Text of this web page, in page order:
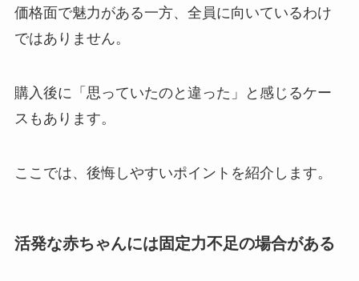
価格面で魅力がある一方、全員に向いているわけ
ではありません。
購入後に「思っていたのと違った」と感じるケー
スもあります。
ここでは、後悔しやすいポイントを紹介します。
活発な赤ちゃんには固定力不足の場合がある